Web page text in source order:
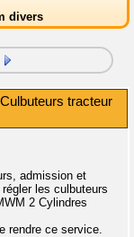
divers
Culbuteurs tracteur
admission et
les culbuteurs
2 Cylindres
rendre ce service.